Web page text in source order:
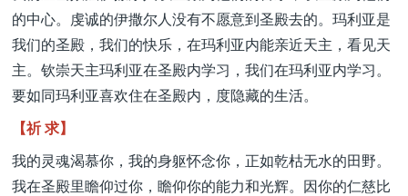
的中心。虔诚的伊撒尔人没有不愿意到圣殿去的。玛利亚是
我们的圣殿，我们的快乐，在玛利亚内能亲近天主，看见天
主。钦崇天主玛利亚在圣殿内学习，我们在玛利亚内学习。
要如同玛利亚喜欢住在圣殿内，度隐藏的生活。
【祈 求】
我的灵魂渴慕你，我的身躯怀念你，正如乾枯无水的田野。
我在圣殿里瞻仰过你，瞻仰你的能力和光辉。因你的仁慈比